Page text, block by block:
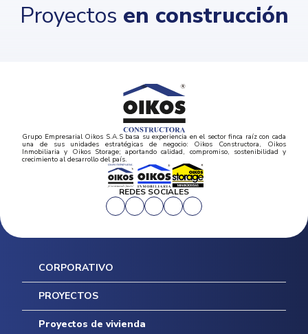
Proyectos en construcción
Grupo Empresarial Oikos S.A.S basa su experiencia en el sector finca raíz con cada
una de sus unidades estratégicas de negocio: Oikos Constructora, Oikos
Inmobiliaria y Oikos Storage; aportando calidad, compromiso, sostenibilidad y
crecimiento al desarrollo del país.
REDES SOCIALES
CORPORATIVO
Inicio
Mapa del sitio
Postventas
PROYECTOS
Proyectos de vivienda